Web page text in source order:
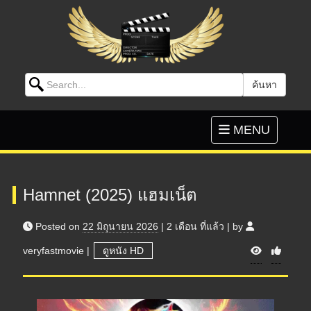
Search for: ค้นหา
Toggle
navigation
MENU
Hamnet (2025) แฮมเน็ต
Posted on 22 มิถุนายน 2026 | 2 เดือน ที่แล้ว | by
veryfastmovie | ดูหนัง HD V
i
e